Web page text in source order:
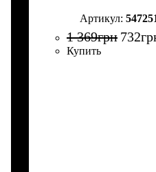
1 369грн 732
Купить